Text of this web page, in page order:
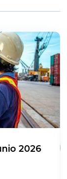
2026